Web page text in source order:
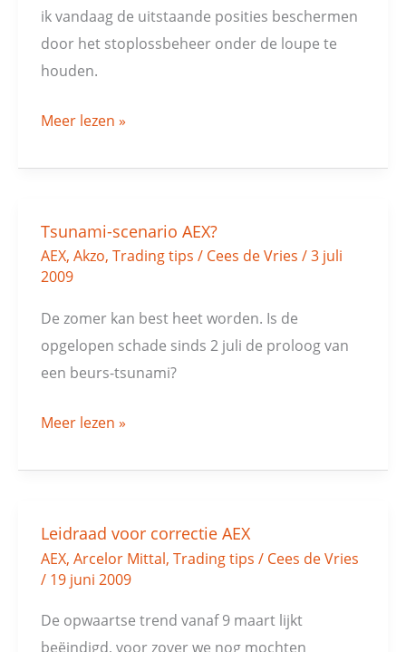
ik vandaag de uitstaande posities beschermen
door het stoplossbeheer onder de loupe te
houden.
Meer lezen »
Tsunami-scenario AEX?
AEX, Akzo, Trading tips / Cees de Vries /3 juli
2009
De zomer kan best heet worden. Is de
opgelopen schade sinds 2 juli de proloog van
een beurs-tsunami?
Tsunami-
scenario
AEX?
Meer lezen »
Leidraad voor correctie AEX
AEX, Arcelor Mittal, Trading tips / Cees de Vries
/ 19 juni 2009
De opwaartse trend vanaf 9 maart lijkt
beëindigd, voor zover we nog mochten
Leidraad
voor
correctie
AEX